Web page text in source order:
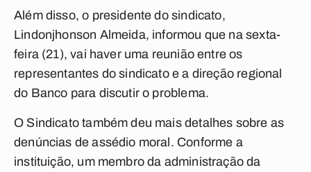
Além disso, o presidente do sindicato,
Lindonjhonson Almeida, informou que na sexta-
feira (21), vai haver uma reunião entre os
representantes do sindicato e a direção regional
do Banco para discutir o problema.
O Sindicato também deu mais detalhes sobre as
denúncias de assédio moral. Conforme a
instituição, um membro da administração da